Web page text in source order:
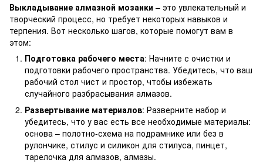
Выкладывание алмазной мозаики – это увлекательный и
творческий процесс, но требует некоторых навыков и
терпения. Вот несколько шагов, которые помогут вам в
этом:
Подготовка рабочего места: Начните с очистки и
подготовки рабочего пространства. Убедитесь, что ваш
рабочий стол чист и простор, чтобы избежать
случайного разбрасывания алмазов.
Развертывание материалов: Разверните набор и
убедитесь, что у вас есть все необходимые материалы:
основа – полотно-схема на подрамнике или без в
рулончике, стилус и силикон для стилуса, пинцет,
тарелочка для алмазов, алмазы.